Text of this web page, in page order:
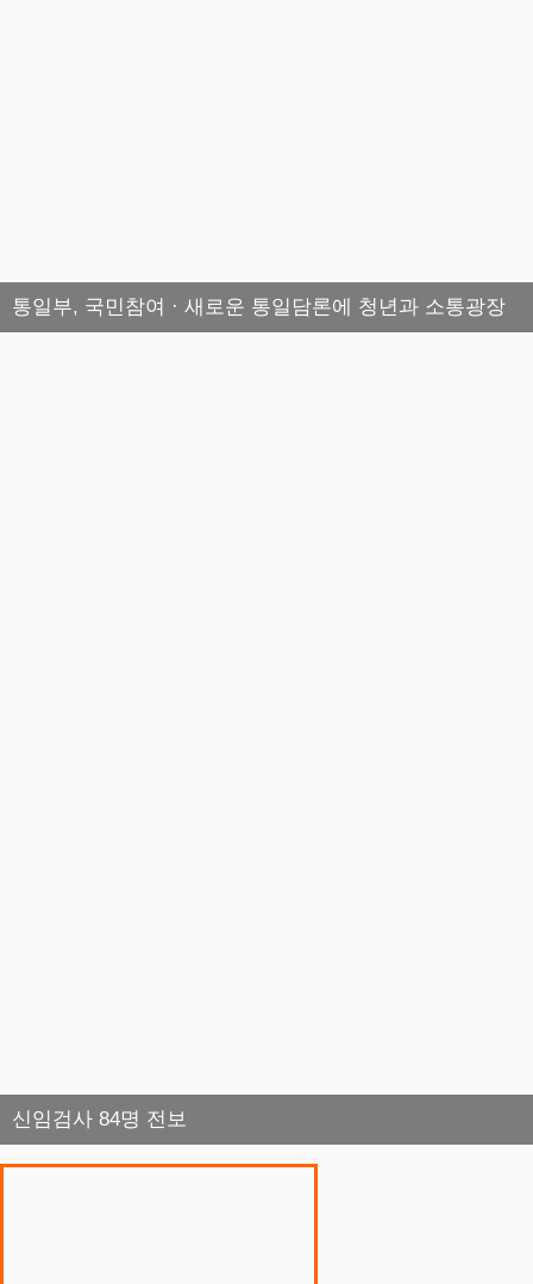
통일부, 국민참여 · 새로운 통일담론에 청년과 소통광장
신임검사 84명 전보